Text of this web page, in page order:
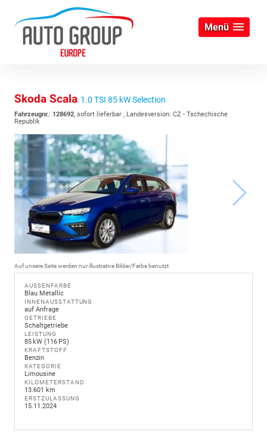
Menü
Skoda Scala 1.0 TSI 85 kW Selection
Fahrzeugnr.: 128692, sofort lieferbar , Landesversion: CZ - Tschechische
Republik
Auf unsere Seite werden nur illustrative Bilder/Farbe benutzt
AUSSENFARBE
Blau Metallic
INNENAUSSTATTUNG
auf Anfrage
GETRIEBE
Schaltgetriebe
LEISTUNG
85 kW (116 PS)
KRAFTSTOFF
Benzin
KATEGORIE
Limousine
KILOMETERSTAND
13.601 km
ERSTZULASSUNG
15.11.2024